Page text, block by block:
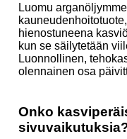
Luomu
hienostuneena
kun se säilytetään
Luonnollinen,
olennainen osa
Onko